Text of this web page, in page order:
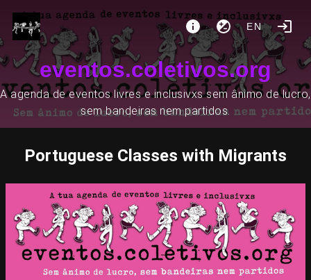
EN
eventos.coletivos.org
A agenda de eventos livres e inclusivxs sem ânimo de lucro,
sem bandeiras nem partidos.
Portuguese Classes with Migrants